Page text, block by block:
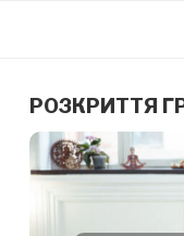
РОЗКРИТТЯ